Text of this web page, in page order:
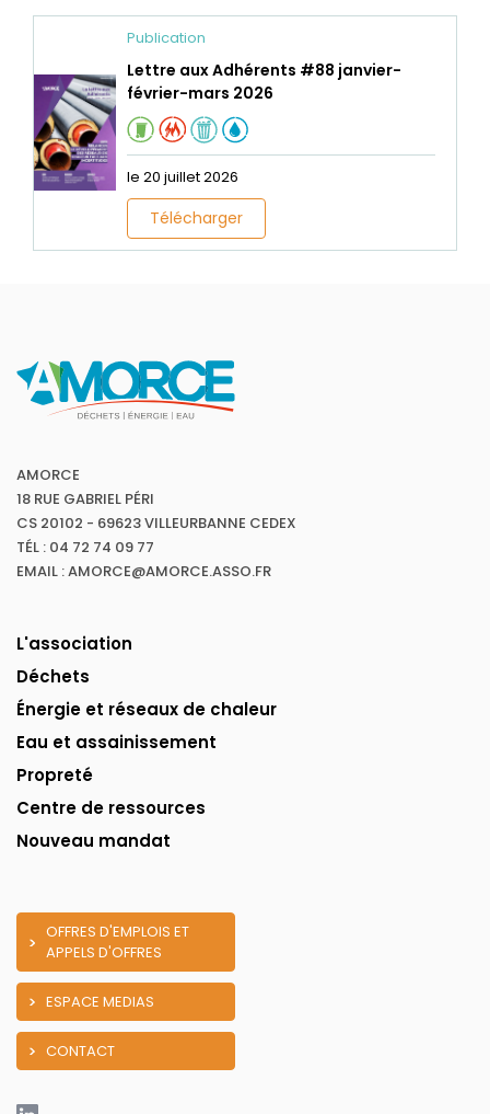
Publication
Lettre aux Adhérents #88 janvier-
février-mars 2026
le 20 juillet 2026
Télécharger
AMORCE
18 RUE GABRIEL PÉRI
CS 20102 - 69623 VILLEURBANNE CEDEX
TÉL : 04 72 74 09 77
EMAIL : AMORCE@AMORCE.ASSO.FR
L'association
Déchets
Énergie et réseaux de chaleur
Eau et assainissement
Propreté
Centre de ressources
Nouveau mandat
OFFRES D'EMPLOIS ET
APPELS D'OFFRES
ESPACE MEDIAS
CONTACT